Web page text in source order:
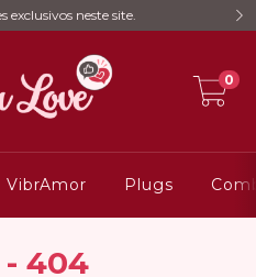
exclusivos neste site.
0
VibrAmor Plugs
- 404